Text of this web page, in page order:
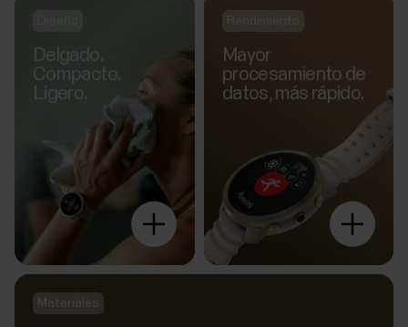
Delgado.
Compacto.
Ligero.
Explora
más
Mayor
procesamiento de
datos, más rápido.
Materiales